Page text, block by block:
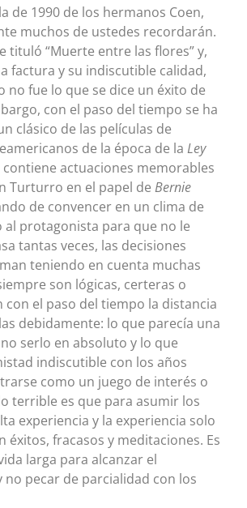
de 1990 de los hermanos Coen,
muchos de ustedes recordarán.
tituló “Muerte entre las flores” y,
factura y su indiscutible calidad,
no fue lo que se dice un éxito de
con el paso del tiempo se ha
clásico de las películas de
de la época de la Ley
actuaciones memorables
Turturro en el papel de Bernie
de convencer en un clima de
al protagonista para que no le
tantas veces, las decisiones
teniendo en cuenta muchas
son lógicas, certeras o
con el paso del tiempo la distancia
debidamente: lo que parecía una
serlo en absoluto y lo que
indiscutible con los años
como un juego de interés o
terrible es que para asumir los
experiencia y la experiencia solo
éxitos, fracasos y meditaciones. Es
larga para alcanzar el
pecar de parcialidad con los